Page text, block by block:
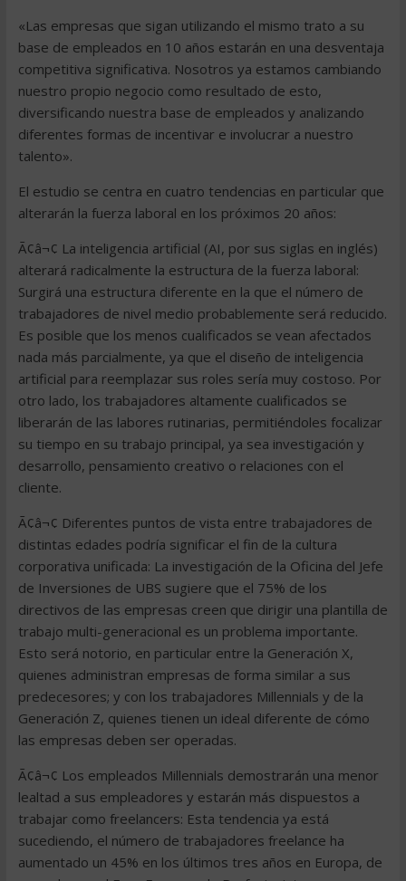
«Las empresas que sigan utilizando el mismo trato a su
base de empleados en 10 años estarán en una desventaja
competitiva significativa. Nosotros ya estamos cambiando
nuestro propio negocio como resultado de esto,
diversificando nuestra base de empleados y analizando
diferentes formas de incentivar e involucrar a nuestro
talento».
El estudio se centra en cuatro tendencias en particular que
alterarán la fuerza laboral en los próximos 20 años:
Ã¢â¬¢ La inteligencia artificial (AI, por sus siglas en inglés)
alterará radicalmente la estructura de la fuerza laboral:
Surgirá una estructura diferente en la que el número de
trabajadores de nivel medio probablemente será reducido.
Es posible que los menos cualificados se vean afectados
nada más parcialmente, ya que el diseño de inteligencia
artificial para reemplazar sus roles sería muy costoso. Por
otro lado, los trabajadores altamente cualificados se
liberarán de las labores rutinarias, permitiéndoles focalizar
su tiempo en su trabajo principal, ya sea investigación y
desarrollo, pensamiento creativo o relaciones con el
cliente.
Ã¢â¬¢ Diferentes puntos de vista entre trabajadores de
distintas edades podría significar el fin de la cultura
corporativa unificada: La investigación de la Oficina del Jefe
de Inversiones de UBS sugiere que el 75% de los
directivos de las empresas creen que dirigir una plantilla de
trabajo multi-generacional es un problema importante.
Esto será notorio, en particular entre la Generación X,
quienes administran empresas de forma similar a sus
predecesores; y con los trabajadores Millennials y de la
Generación Z, quienes tienen un ideal diferente de cómo
las empresas deben ser operadas.
Ã¢â¬¢ Los empleados Millennials demostrarán una menor
lealtad a sus empleadores y estarán más dispuestos a
trabajar como freelancers: Esta tendencia ya está
sucediendo, el número de trabajadores freelance ha
aumentado un 45% en los últimos tres años en Europa, de